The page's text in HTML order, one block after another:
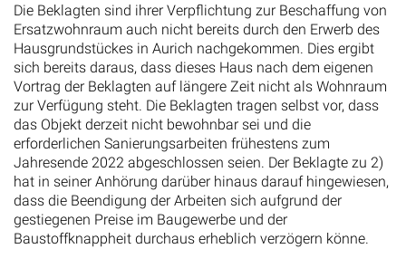
Die Beklagten sind ihrer Verpflichtung zur Beschaffung von
Ersatzwohnraum auch nicht bereits durch den Erwerb des
Hausgrundstückes in Aurich nachgekommen. Dies ergibt
sich bereits daraus, dass dieses Haus nach dem eigenen
Vortrag der Beklagten auf längere Zeit nicht als Wohnraum
zur Verfügung steht. Die Beklagten tragen selbst vor, dass
das Objekt derzeit nicht bewohnbar sei und die
erforderlichen Sanierungsarbeiten frühestens zum
Jahresende 2022 abgeschlossen seien. Der Beklagte zu 2)
hat in seiner Anhörung darüber hinaus darauf hingewiesen,
dass die Beendigung der Arbeiten sich aufgrund der
gestiegenen Preise im Baugewerbe und der
Baustoffknappheit durchaus erheblich verzögern könne.